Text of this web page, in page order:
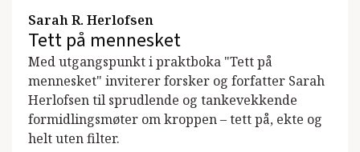
Sarah R. Herlofsen
Tett på mennesket
Med utgangspunkt i praktboka "Tett på
mennesket" inviterer forsker og forfatter Sarah
Herlofsen til sprudlende og tankevekkende
formidlingsmøter om kroppen – tett på, ekte og
helt uten filter.